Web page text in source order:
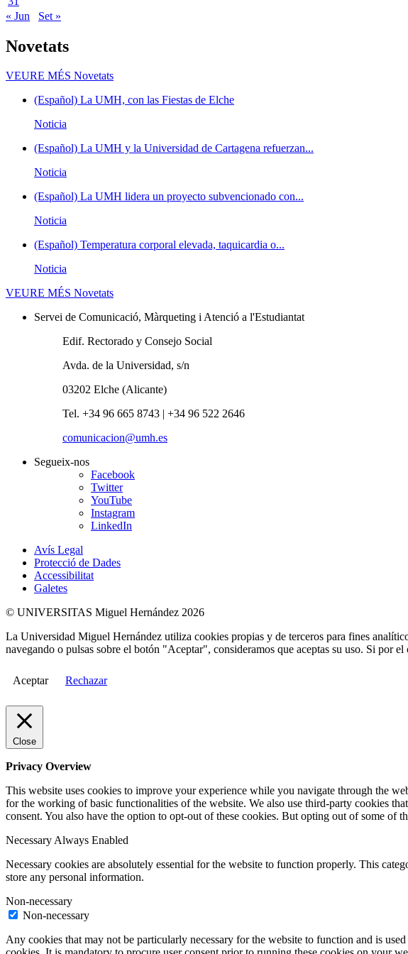
« Jun
Set »
Novetats
VEURE MÉS Novetats
(Español) La UMH, con las Fiestas de Elche
Noticia
(Español) La UMH y la Universidad de Cartagena refuerzan...
Noticia
(Español) La UMH lidera un proyecto subvencionado con...
Noticia
(Español) Temperatura corporal elevada, taquicardia o...
Noticia
VEURE MÉS Novetats
Servei de Comunicació, Màrqueting i Atenció a l'Estudiantat
Edif. Rectorado y Consejo Social
Avda. de la Universidad, s/n
03202 Elche (Alicante)
Tel. +34 96 665 8743 | +34 96 522 2646
comunicacion@umh.es
Segueix-nos
Facebook
Twitter
YouTube
Instagram
LinkedIn
Avís Legal
Protecció de Dades
Accessibilitat
Galetes
© UNIVERSITAS Miguel Hernández 2026
La Universidad Miguel Hernández utiliza cookies propias y de terceros para fines
navegando o pulsas sobre el botón "Aceptar", consideramos que aceptas su uso. Si por
Aceptar Rechazar
Close
Privacy Overview
This website uses cookies to improve your experience while you navigate through the
for the working of basic functionalities of the website. We also use third-party cookies
consent. You also have the option to opt-out of these cookies. But opting out of some of
NecessaryAlways Enabled
Necessary cookies are absolutely essential for the website to function properly. This
store any personal information.
Non-necessary
Non-necessary
Any cookies that may not be particularly necessary for the website to function and is